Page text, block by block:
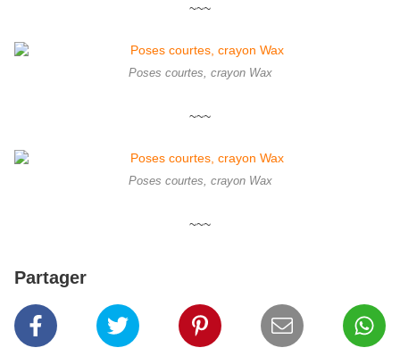
~~~
Poses courtes, crayon Wax
~~~
Poses courtes, crayon Wax
~~~
Partager